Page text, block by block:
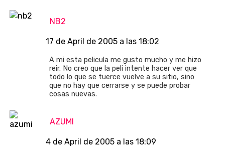
NB2
17 de April de 2005 a las 18:02
A mi esta pelicula me gusto mucho y me hizo
reir. No creo que la peli intente hacer ver que
todo lo que se tuerce vuelve a su sitio, sino
que no hay que cerrarse y se puede probar
cosas nuevas.
AZUMI
4 de April de 2005 a las 18:09